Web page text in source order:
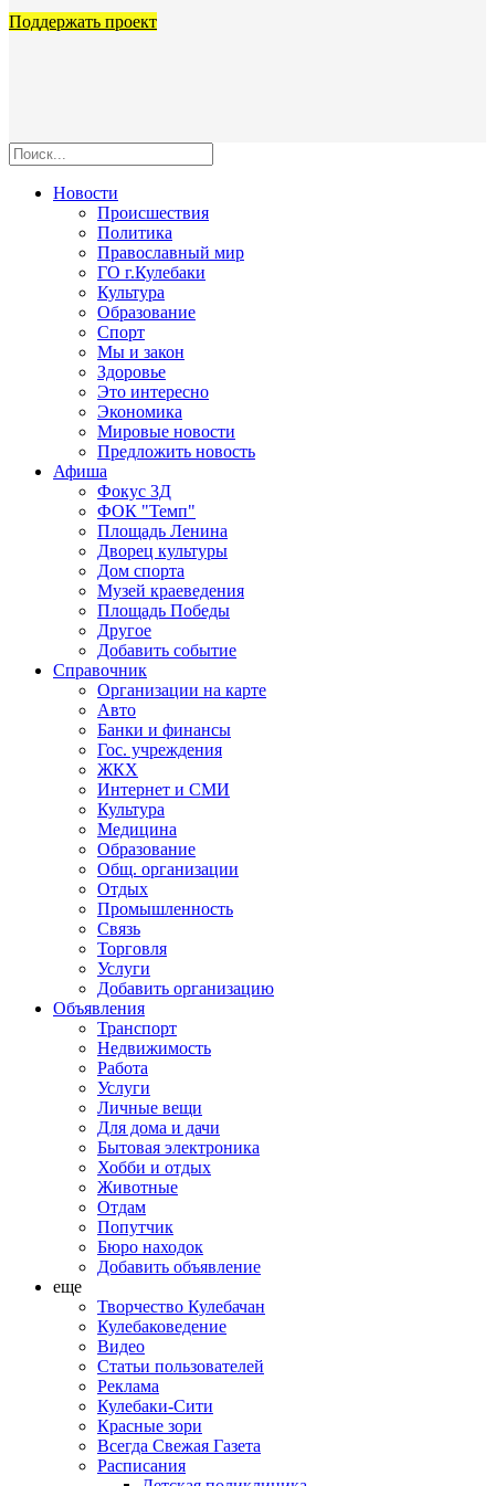
Поддержать проект
Новости
Происшествия
Политика
Православный мир
ГО г.Кулебаки
Культура
Образование
Спорт
Мы и закон
Здоровье
Это интересно
Экономика
Мировые новости
Предложить новость
Афиша
Фокус 3Д
ФОК "Темп"
Площадь Ленина
Дворец культуры
Дом спорта
Музей краеведения
Площадь Победы
Другое
Добавить событие
Справочник
Организации на карте
Авто
Банки и финансы
Гос. учреждения
ЖКХ
Интернет и СМИ
Культура
Медицина
Образование
Общ. организации
Отдых
Промышленность
Связь
Торговля
Услуги
Добавить организацию
Объявления
Транспорт
Недвижимость
Работа
Услуги
Личные вещи
Для дома и дачи
Бытовая электроника
Хобби и отдых
Животные
Отдам
Попутчик
Бюро находок
Добавить объявление
еще
Творчество Кулебачан
Кулебаковедение
Видео
Статьи пользователей
Реклама
Кулебаки-Сити
Красные зори
Всегда Свежая Газета
Расписания